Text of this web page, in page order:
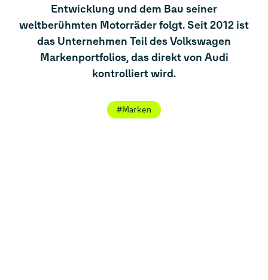
Entwicklung und dem Bau seiner
weltberühmten Motorräder folgt. Seit 2012 ist
das Unternehmen Teil des Volkswagen
Markenportfolios, das direkt von Audi
kontrolliert wird.
#Marken